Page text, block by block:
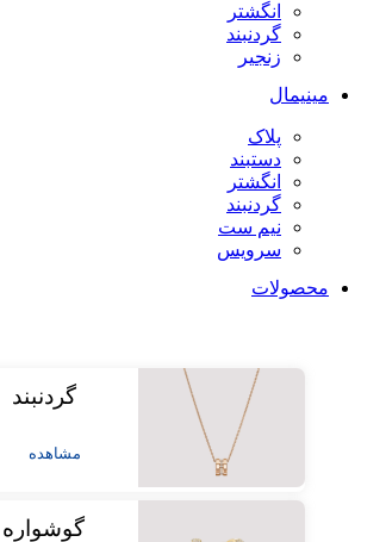
انگشتر
گردنبند
زنجیر
مینیمال
پلاک
دستبند
انگشتر
گردنبند
نیم ست
سرویس
محصولات
گردنبند
مشاهده
گوشواره